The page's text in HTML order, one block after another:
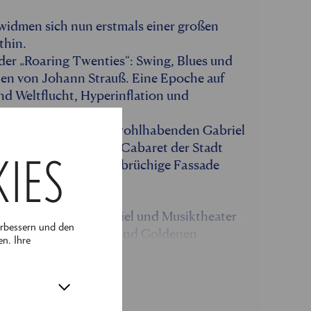
und den
Ihre
sich nun erstmals einer großen
„Roaring Twenties“: Swing, Blues und
von Johann Strauß. Eine Epoche auf
Weltflucht, Hyperinflation und
um den wohlhabenden Gabriel
im berüchtigtsten Cabaret der Stadt
knallen und die brüchige Fassade
aus Schauspiel und Musiktheater
Operettenära und Goldenen
seine Pforten.